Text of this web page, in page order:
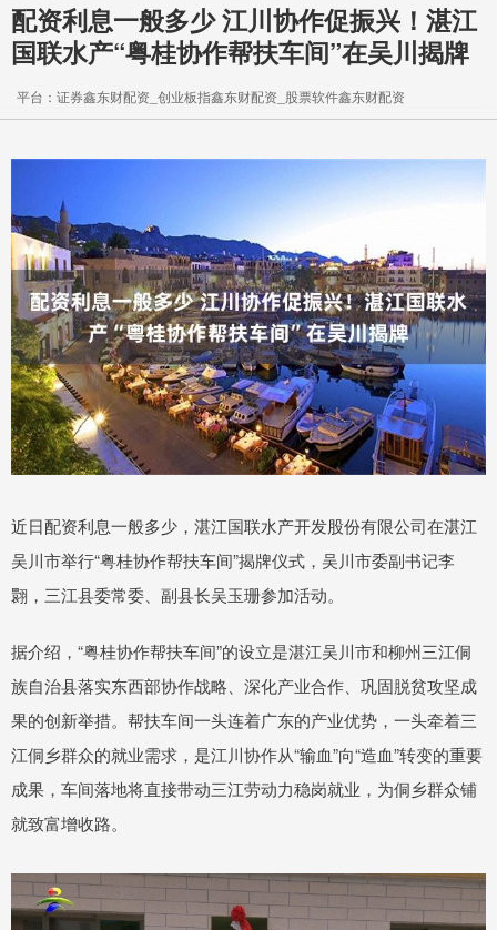
配资利息一般多少 江川协作促振兴！湛江
国联水产“粤桂协作帮扶车间”在吴川揭牌
平台：证券鑫东财配资_创业板指鑫东财配资_股票软件鑫东财配资
近日配资利息一般多少，湛江国联水产开发股份有限公司在湛江
吴川市举行“粤桂协作帮扶车间”揭牌仪式，吴川市委副书记李
翾，三江县委常委、副县长吴玉珊参加活动。
据介绍，“粤桂协作帮扶车间”的设立是湛江吴川市和柳州三江侗
族自治县落实东西部协作战略、深化产业合作、巩固脱贫攻坚成
果的创新举措。帮扶车间一头连着广东的产业优势，一头牵着三
江侗乡群众的就业需求，是江川协作从“输血”向“造血”转变的重要
成果，车间落地将直接带动三江劳动力稳岗就业，为侗乡群众铺
就致富增收路。